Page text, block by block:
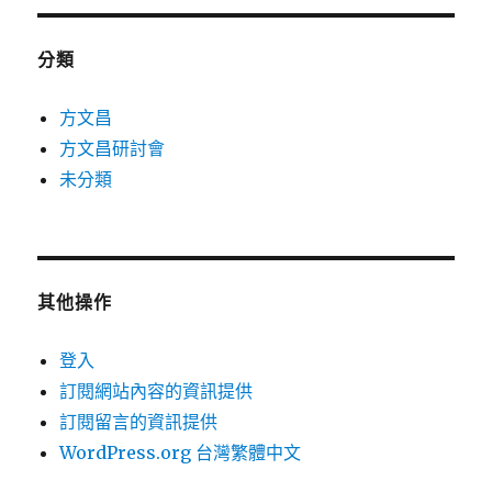
分類
方文昌
方文昌研討會
未分類
其他操作
登入
訂閱網站內容的資訊提供
訂閱留言的資訊提供
WordPress.org 台灣繁體中文